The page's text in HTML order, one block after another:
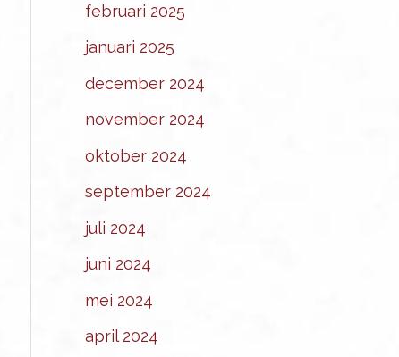
februari 2025
januari 2025
december 2024
november 2024
oktober 2024
september 2024
juli 2024
juni 2024
mei 2024
april 2024